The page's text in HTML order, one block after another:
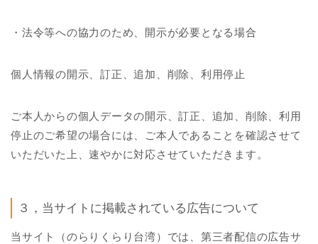
・法令等への協力のため、開示が必要となる場合
個人情報の開示、訂正、追加、削除、利用停止
ご本人からの個人データの開示、訂正、追加、削除、利用
停止のご希望の場合には、ご本人であることを確認させて
いただいた上、速やかに対応させていただきます。
３，当サイトに掲載されている広告について
当サイト（のらりくらり台湾）では、第三者配信の広告サ